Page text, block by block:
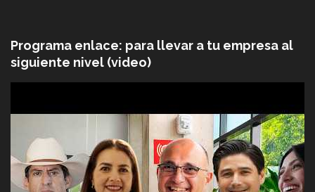
Programa enlace: para llevar a tu empresa al
siguiente nivel (video)